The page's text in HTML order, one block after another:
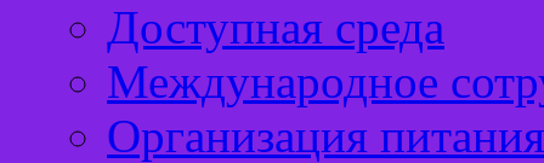
Доступная среда
Международное
Организация